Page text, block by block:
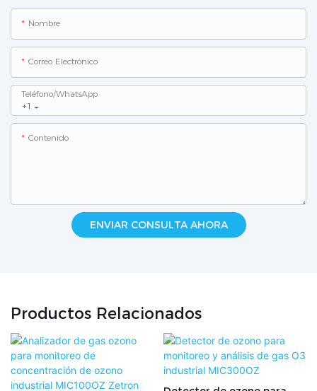
Nombre
Correo Electrónico
+1
Teléfono/WhatsApp
Contenido
ENVIAR CONSULTA AHORA
Productos Relacionados